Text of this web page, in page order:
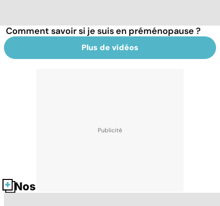
Comment savoir si je suis en préménopause ?
Plus de vidéos
Nos fiches santé